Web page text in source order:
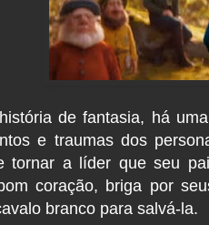
de fantasia, há
e traumas dos
tornar a líder que seu
coração, briga por
branco para salvá-la.